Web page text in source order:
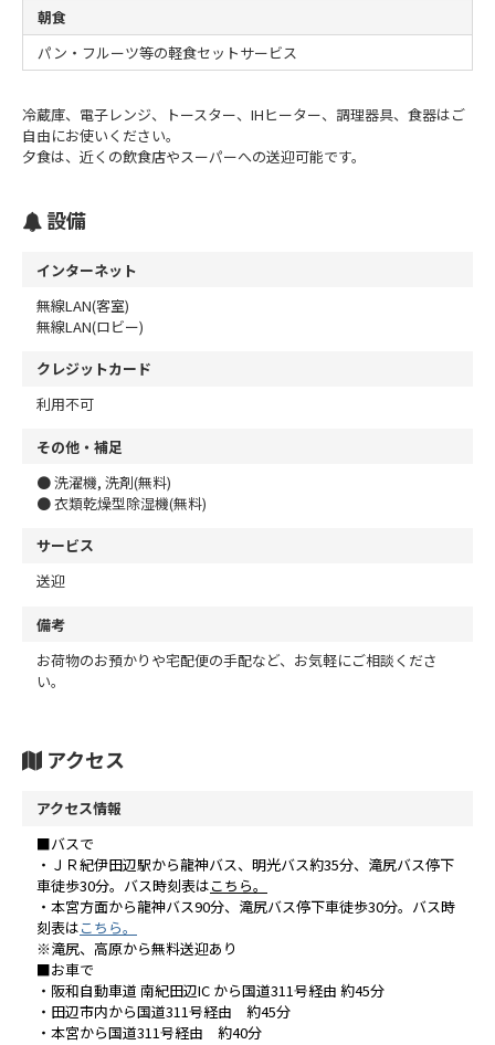
朝食
パン・フルーツ等の軽食セットサービス
冷蔵庫、電子レンジ、トースター、IHヒーター、調理器具、食器はご
自由にお使いください。
夕食は、近くの飲食店やスーパーへの送迎可能です。
設備
インターネット
無線LAN(客室)
無線LAN(ロビー)
クレジットカード
利用不可
その他・補足
● 洗濯機, 洗剤(無料)
● 衣類乾燥型除湿機(無料)
サービス
送迎
備考
お荷物のお預かりや宅配便の手配など、お気軽にご相談くださ
い。
アクセス
アクセス情報
■バスで
・ＪＲ紀伊田辺駅から龍神バス、明光バス約35分、滝尻バス停下
車徒歩30分。バス時刻表はこちら。
・本宮方面から龍神バス90分、滝尻バス停下車徒歩30分。バス時
刻表はこちら。
※滝尻、高原から無料送迎あり
■お車で
・阪和自動車道 南紀田辺IC から国道311号経由 約45分
・田辺市内から国道311号経由 約45分
・本宮から国道311号経由 約40分